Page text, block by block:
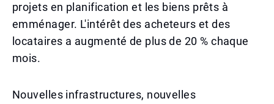
projets en planification et les biens prêts à
emménager. L'intérêt des acheteurs et des
locataires a augmenté de plus de 20 % chaque
mois.
Nouvelles infrastructures, nouvelles